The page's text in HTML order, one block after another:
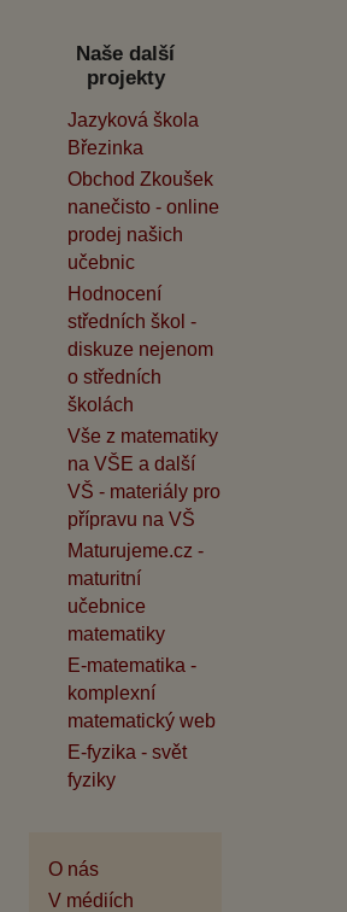
Naše další
projekty
Jazyková škola
Březinka
Obchod Zkoušek
nanečisto - online
prodej našich
učebnic
Hodnocení
středních škol -
diskuze nejenom
o středních
školách
Vše z matematiky
na VŠE a další
VŠ - materiály pro
přípravu na VŠ
Maturujeme.cz -
maturitní
učebnice
matematiky
E-matematika -
komplexní
matematický web
E-fyzika - svět
fyziky
O nás
V médiích